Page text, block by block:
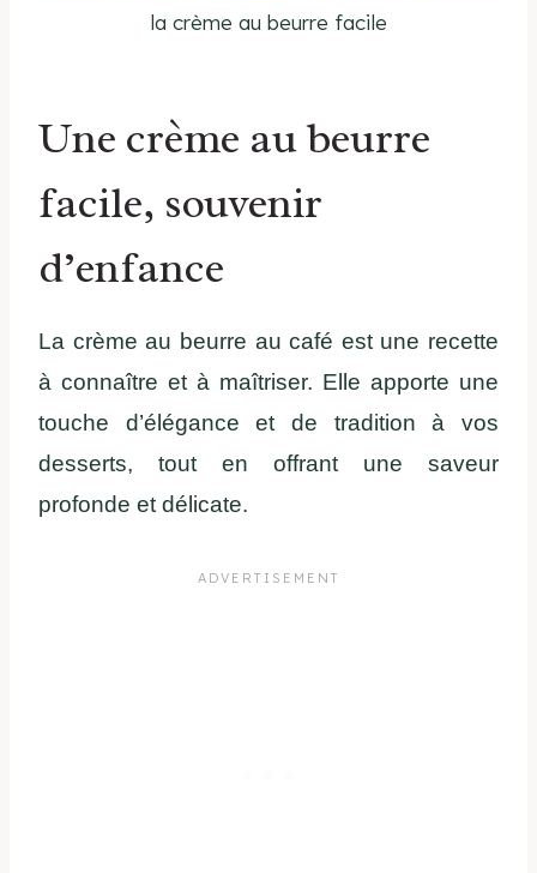
la crème au beurre facile
Une crème au beurre
facile, souvenir
d’enfance
La crème au beurre au café est une recette
à connaître et à maîtriser. Elle apporte une
touche d’élégance et de tradition à vos
desserts, tout en offrant une saveur
profonde et délicate.